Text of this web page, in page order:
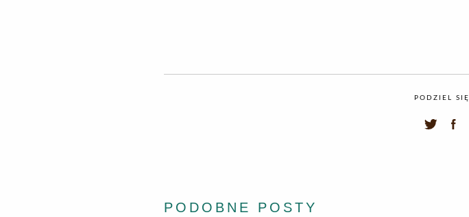
PODZIEL SIĘ
PODOBNE POSTY